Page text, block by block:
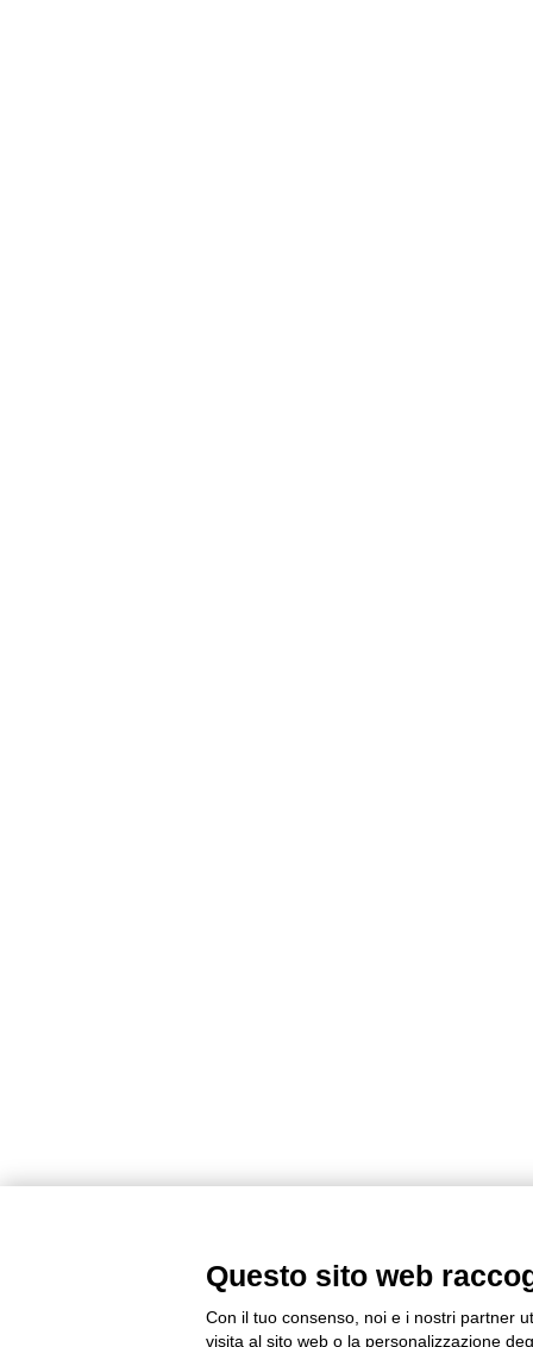
Questo sito web
Con il tuo consenso, noi e i nostri partner
visita al sito web o la personalizzazione